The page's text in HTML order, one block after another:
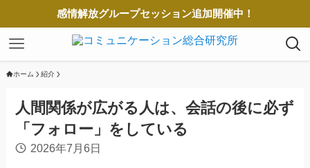
感情解放グループセッション追加開催中！
ホーム 紹介
人間関係が広がる人は、会話の後に必ず
「フォロー」をしている
2026年7月6日